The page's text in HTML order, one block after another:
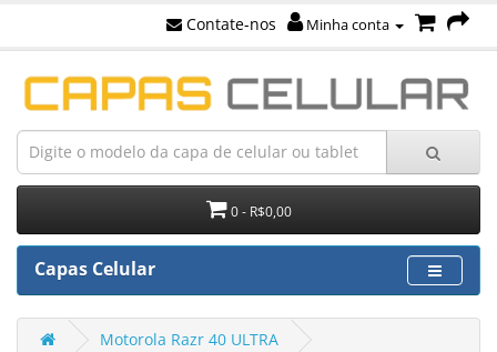
Contate-nos Minha conta
0 - R$0,00
Capas Celular
Motorola Razr 40 ULTRA